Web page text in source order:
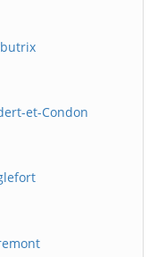
et-Condon